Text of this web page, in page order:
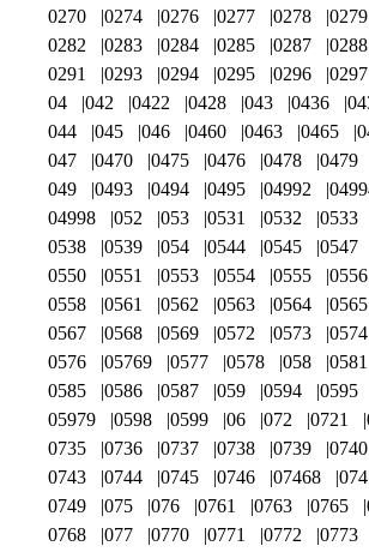
0270 0274 0276 0277 0278 0279
0282
0283 0284 0285 0287 0288
0291
0293 0294 0295 0296 0297
04
042 0422 0428 043 0436
044
045 046 0460 0463 0465
047
0470 0475 0476 0478 0479
049
0493 0494 0495 04992
04998
052 053 0531 0532 0533
0538
0539 054 0544 0545 0547
0550
0551 0553 0554 0555 0556
0558
0561 0562 0563 0564 0565
0567
0568 0569 0572 0573 0574
0576
05769 0577 0578 058 0581
0585
0586 0587 059 0594 0595
05979
0598 0599 06 072 0721
0735
0736 0737 0738 0739 0740
0743
0744 0745 0746 07468
0749
075 076 0761 0763 0765
0768
077 0770 0771 0772 0773